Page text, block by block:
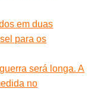
em duas
para os
será longa. A
no